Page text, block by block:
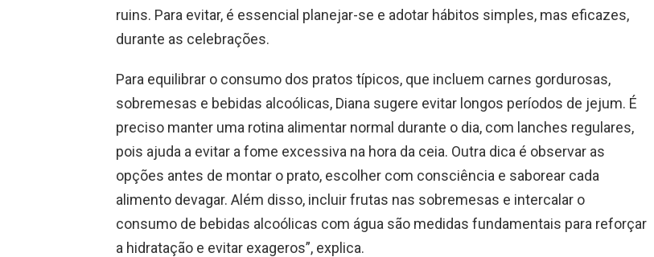
ruins. Para evitar, é essencial planejar-se e adotar hábitos simples, mas eficazes,
durante as celebrações.
Para equilibrar o consumo dos pratos típicos, que incluem carnes gordurosas,
sobremesas e bebidas alcoólicas, Diana sugere evitar longos períodos de jejum. É
preciso manter uma rotina alimentar normal durante o dia, com lanches regulares,
pois ajuda a evitar a fome excessiva na hora da ceia. Outra dica é observar as
opções antes de montar o prato, escolher com consciência e saborear cada
alimento devagar. Além disso, incluir frutas nas sobremesas e intercalar o
consumo de bebidas alcoólicas com água são medidas fundamentais para reforçar
a hidratação e evitar exageros”, explica.